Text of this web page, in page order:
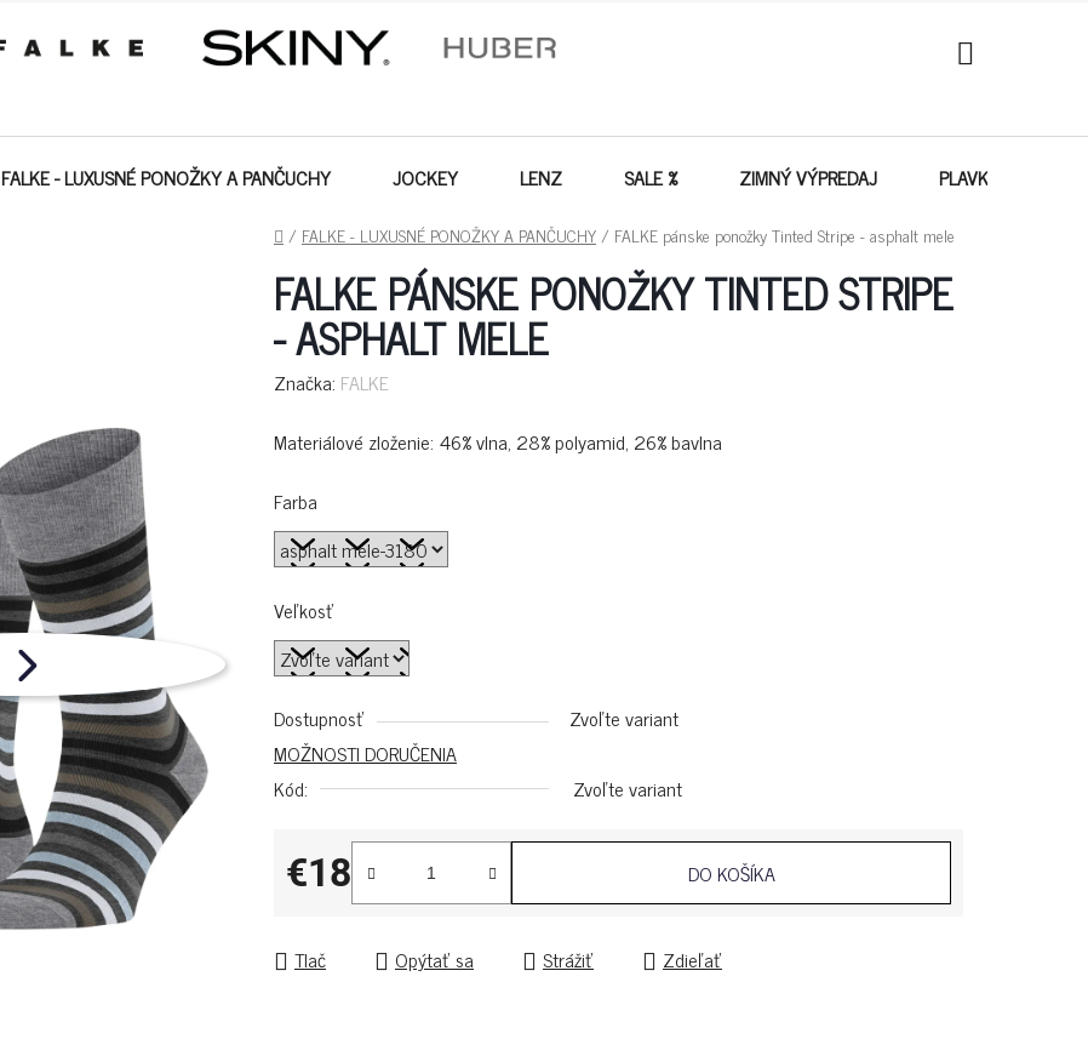
NÁKUPNÝ
KOŠÍK
FALKE - LUXUSNÉ PONOŽKY A PANČUCHY JOCKEY LENZ SALE % ZIMNÝ VÝPREDAJ PLAVKY -
DOMOV
/ FALKE - LUXUSNÉ PONOŽKY A PANČUCHY/ FALKE pánske ponožky Tinted Stripe - asphalt mele
FALKE PÁNSKE PONOŽKY TINTED STRIPE
- ASPHALT MELE
Značka: FALKE
Materiálové zloženie: 46% vlna, 28% polyamid, 26% bavlna
Farba
Veľkosť
Dostupnosť
Zvoľte variant
MOŽNOSTI DORUČENIA
Kód:
Zvoľte variant
€18
Jednotková cena:
DO KOŠÍKA
Tlač Opýtať sa Strážiť Zdieľať